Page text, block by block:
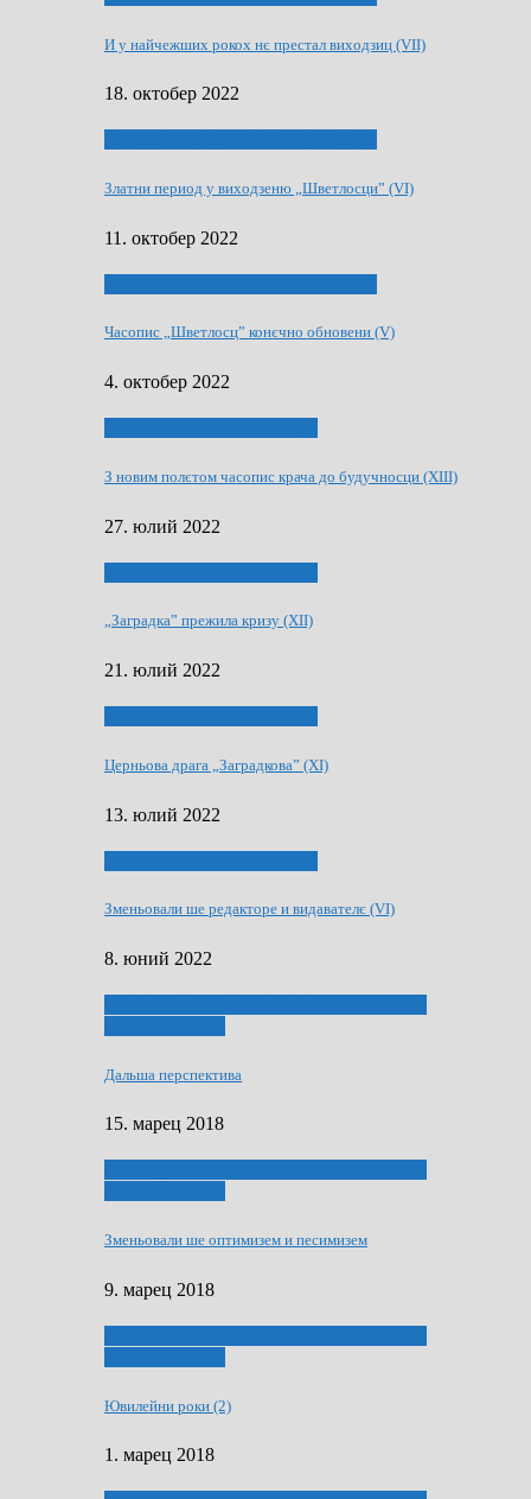
И у найчежших рокох нє престал виходзиц (VII)
18. октобер 2022
Златни период у виходзеню „Шветлосци” (VI)
11. октобер 2022
Часопис „Шветлосц” конєчно обновени (V)
4. октобер 2022
З новим полєтом часопис крача до будучносци (XIII)
27. юлий 2022
„Заградка” прежила кризу (XII)
21. юлий 2022
Церньова драга „Заградкова” (XI)
13. юлий 2022
Зменьовали ше редакторе и видавателє (VI)
8. юний 2022
Дальша перспектива
15. марец 2018
Зменьовали ше оптимизем и песимизем
9. марец 2018
Ювилейни роки (2)
1. марец 2018